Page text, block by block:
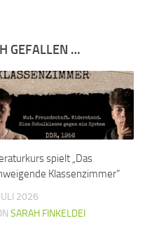
GEFALLEN …
spielt „Das
Klassenzimmer“
2026
SARAH FINKELDEI